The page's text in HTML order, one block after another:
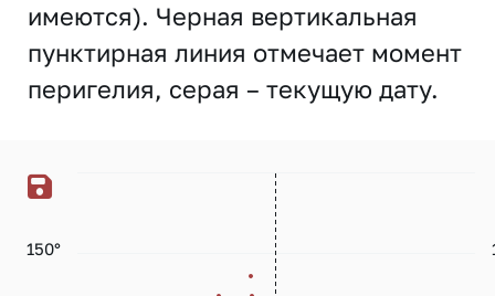
имеются). Черная вертикальная
пунктирная линия отмечает момент
перигелия, серая – текущую дату.
150°